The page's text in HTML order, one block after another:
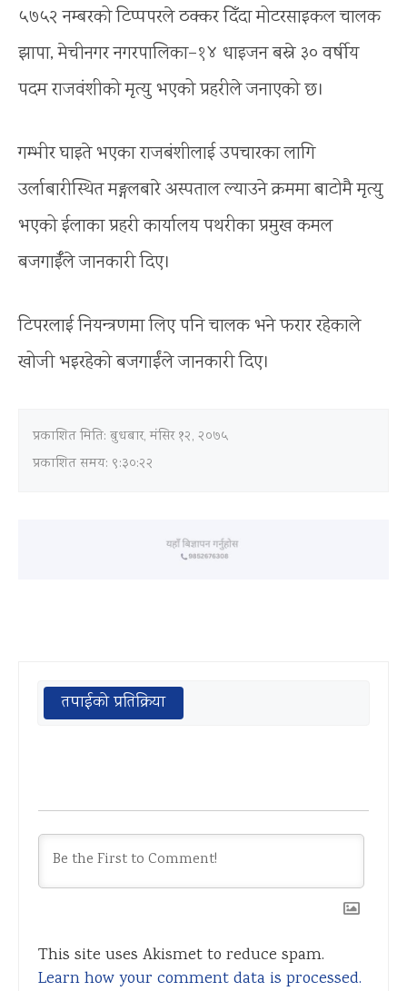
५७५२ नम्बरको टिप्पपरले ठक्कर दिँदा मोटरसाइकल चालक
झापा, मेचीनगर नगरपालिका–१४ धाइजन बस्ने ३० वर्षीय
पदम राजवंशीको मृत्यु भएको प्रहरीले जनाएको छ।
गम्भीर घाइते भएका राजबंशीलाई उपचारका लागि
उर्लाबारीस्थित मङ्गलबारे अस्पताल ल्याउने क्रममा बाटोमै मृत्यु
भएको ईलाका प्रहरी कार्यालय पथरीका प्रमुख कमल
बजगाईँले जानकारी दिए।
टिपरलाई नियन्त्रणमा लिए पनि चालक भने फरार रहेकाले
खोजी भइरहेको बजगाईंले जानकारी दिए।
प्रकाशित मिति: बुधबार, मंसिर १२, २०७५
प्रकाशित समय: ९:३०:२२
तपाईको प्रतिक्रिया
This site uses Akismet to reduce spam.
Learn how your comment data is processed.